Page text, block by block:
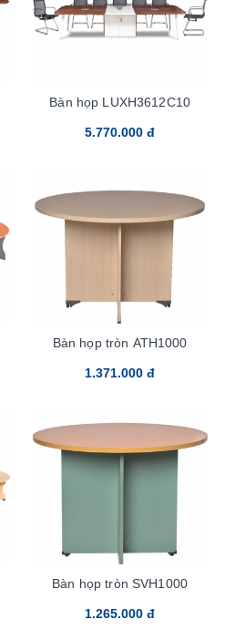
Bàn họp LUXH3612C10
5.770.000 đ
Bàn họp tròn ATH1000
1.371.000 đ
Bàn họp tròn SVH1000
1.265.000 đ